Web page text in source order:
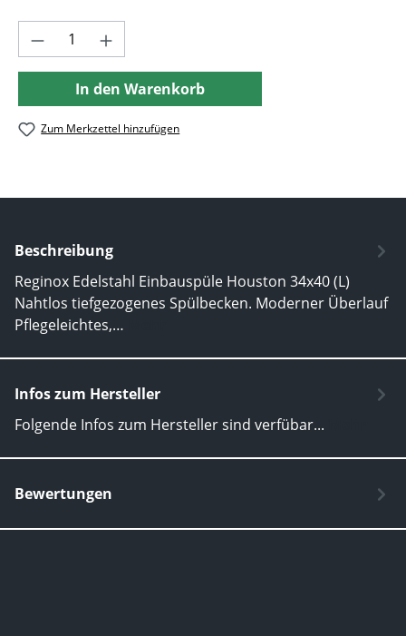
Produkt Anzahl: Gib den gewünschten
In den Warenkorb
Zum Merkzettel hinzufügen
Beschreibung
Reginox Edelstahl Einbauspüle Houston 34x40 (L)
Nahtlos tiefgezogenes Spülbecken. Moderner Überlauf
Pflegeleichtes,…
Infos zum Hersteller
Folgende Infos zum Hersteller sind verfübar...
Bewertungen